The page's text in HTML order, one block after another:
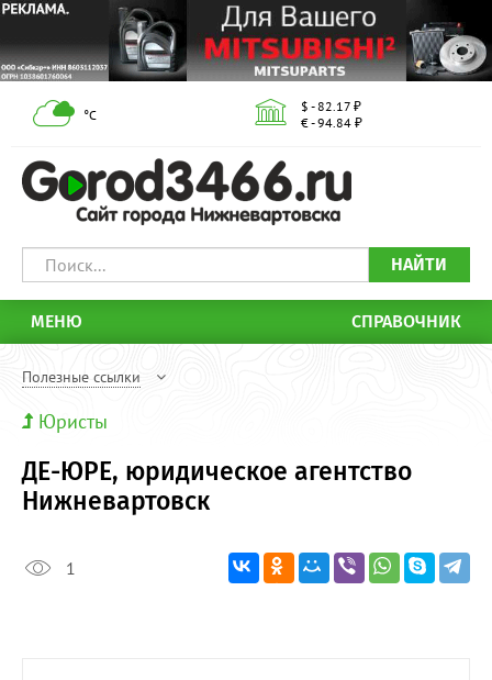
°С
$ - 82.17 ₽
€ - 94.84 ₽
НАЙТИ
МЕНЮ СПРАВОЧНИК
Полезные ссылки
Юристы
ДЕ-ЮРЕ, юридическое агентство
Нижневартовск
1